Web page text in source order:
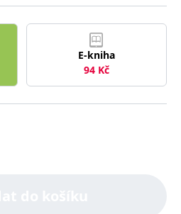
stresu a tlaku? Na to vše
tato kniha, jež je
na pohodu, smysl a
E-kniha
94 Kč